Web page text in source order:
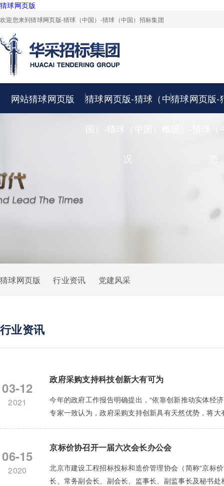
猜球网页版
欢迎您来到猜球网页版-猜球（中国）-猜球（中国）招标集团
网站猜球网页版 猜球网页版-猜球（中
国）-猜球（中国）概
况
猜球网页版-
国）-猜球
猜球网页版 行业资讯 党建风采
行业资讯
03-12
2021
政府采购支持科技创新大有可为
今年的政府工作报告明确提出，“依靠创新推动实体经
专家一致认为，政府采购支持创新具有天然优势，将大
06-15
2020
京标价协召开一届六次会长办公会
北京市建设工程招标投标和造价管理协会（简称“京标
长、常务副会长、副会长、监事长、副监事长及秘书